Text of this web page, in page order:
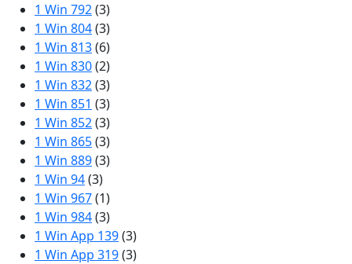
1 Win 792(3)
1 Win 804(3)
1 Win 813(6)
1 Win 830(2)
1 Win 832(3)
1 Win 851 (3)
1 Win 852(3)
1 Win 865(3)
1 Win 889(3)
1 Win 94(3)
1 Win 967(1)
1 Win 984(3)
1 Win App 139(3)
1 Win App 319(3)